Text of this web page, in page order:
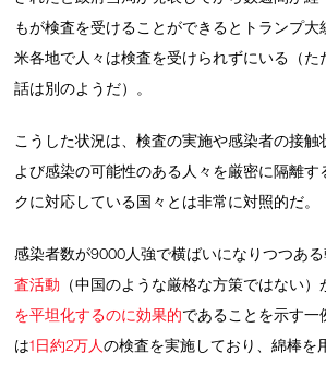
もが検査を受けることができるとトランプ
米各地で人々は検査を受けられずにいる（た
話は別のようだ）。
こうした状況は、検査の実施や感染者の接触
よび感染の可能性のある人々を厳密に隔離す
クに対応している国々とは非常に対照的だ。
感染者数が9000人強で横ばいになりつつあ
査活動 （中国のような厳格な方策ではない）
を平坦化するのに効果的であることを示す一
は1日約2万人の検査を実施しており、綿棒を